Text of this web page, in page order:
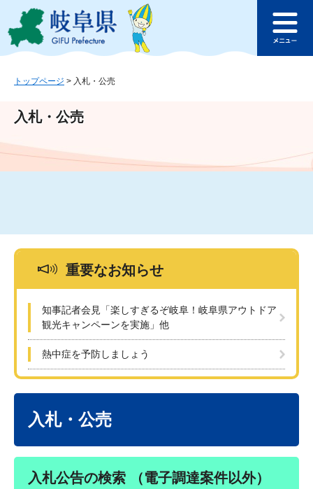
ジ
ュ
文
このページの本文へ
ュ
トップページ > 入札・公売
入札・公売
重要なお知らせ
知事記者会見「楽しすぎるぞ岐阜！岐阜県アウトドア
観光キャンペーンを実施」他
熱中症を予防しましょう
入札・公売
入札公告の検索 （電子調達案件以外）